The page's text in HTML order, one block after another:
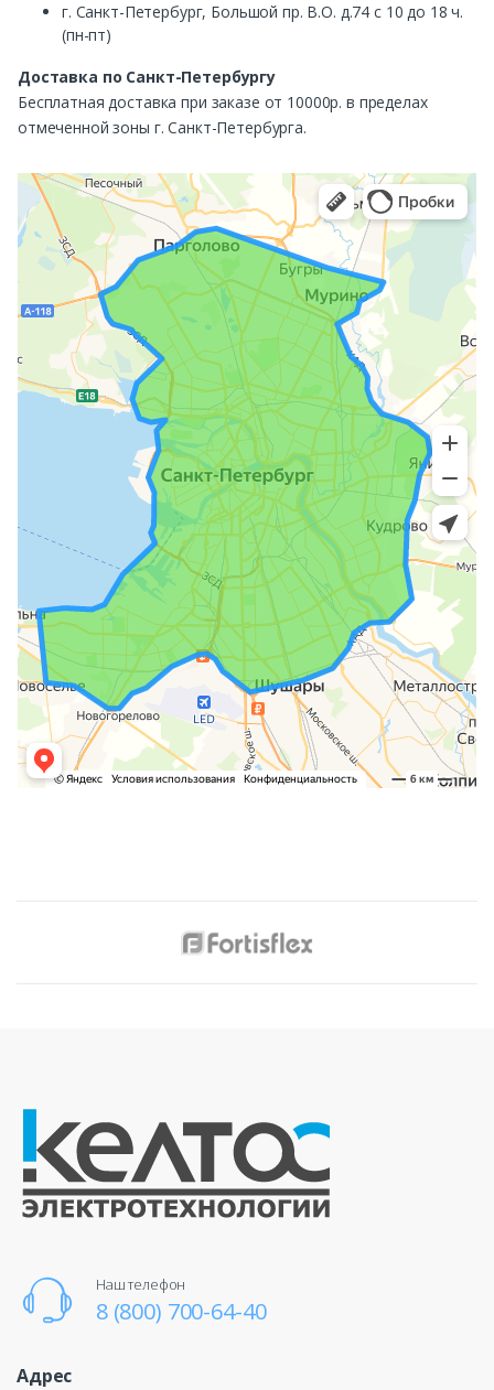
г. Санкт-Петербург, Большой пр. В.О. д.74 с 10 до 18 ч.
(пн-пт)
Доставка по Санкт-Петербургу
Бесплатная доставка при заказе от 10000р. в пределах
отмеченной зоны г. Санкт-Петербурга.
Наш телефон
8 (800) 700-64-40
Адрес